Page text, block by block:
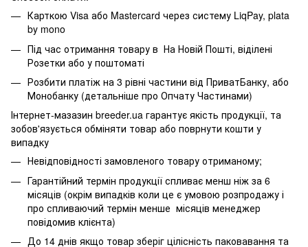
Карткою Visa або Mastercard через систему LiqPay, plata
by mono
Під час отримання товару в На Новій Пошті, віділені
Розетки або у поштоматі
Розбити платіж на 3 рівні частини від ПриватБанку, або
Монобанку (детальніше про Опчату Частинами)
Інтернет-мазазин breeder.ua гарантує якість продукції, та
зобов'язується обміняти товар або поврнути кошти у
випадку
Невідповідності замовленого товару отриманому;
Гарантійний термін продукції спливає менш ніж за 6
місяців (окрім випадків коли це є умовою розпродажу і
про спливаючий термін менше місяців менеджер
повідомив клієнта)
До 14 днів якщо товар зберіг цілісність паковавання та